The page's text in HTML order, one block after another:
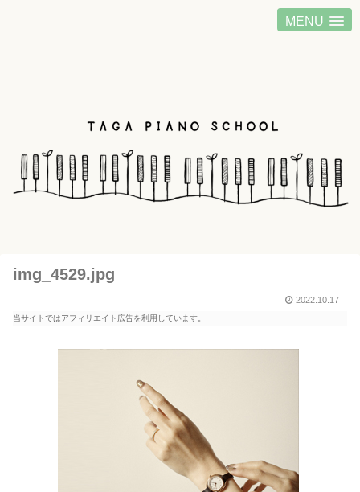
MENU
img_4529.jpg
2022.10.17
当サイトではアフィリエイト広告を利用しています。